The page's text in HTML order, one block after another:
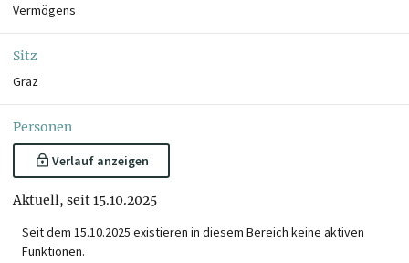
Vermögens
Sitz
Graz
Personen
Verlauf anzeigen
Aktuell, seit 15.10.2025
Seit dem 15.10.2025 existieren in diesem Bereich keine aktiven
Funktionen.